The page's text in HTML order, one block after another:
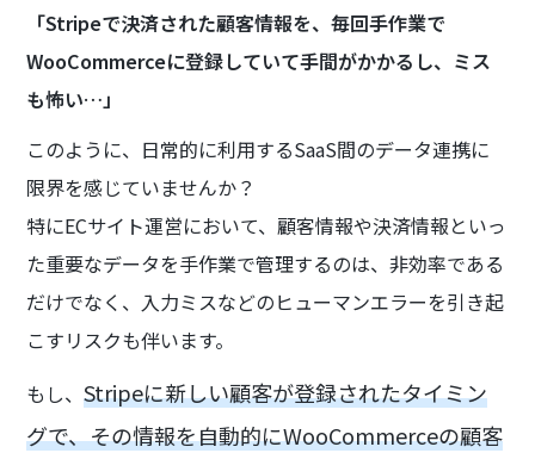
「Stripeで決済された顧客情報を、毎回手作業で
WooCommerceに登録していて手間がかかるし、ミス
も怖い…」
このように、日常的に利用するSaaS間のデータ連携に
限界を感じていませんか？
特にECサイト運営において、顧客情報や決済情報といっ
た重要なデータを手作業で管理するのは、非効率である
だけでなく、入力ミスなどのヒューマンエラーを引き起
こすリスクも伴います。
もし、Stripeに新しい顧客が登録されたタイミン
グで、その情報を自動的にWooCommerceの顧客